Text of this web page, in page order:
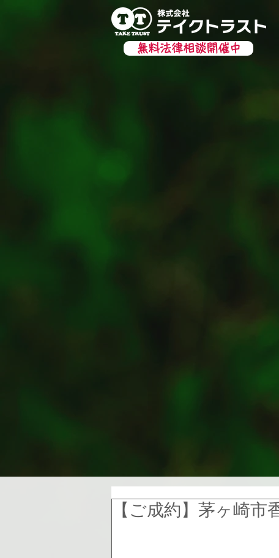
無料法律相談開催中
【ご成約】茅ヶ崎市